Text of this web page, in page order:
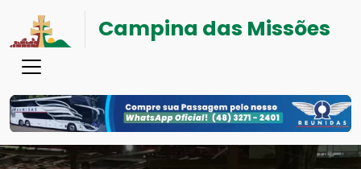
Campina das Missões